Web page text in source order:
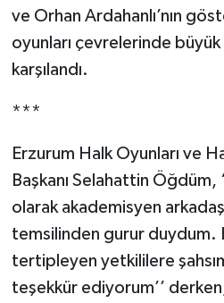
ve Orhan Ardahanlı’nın
oyunları çevrelerinde
karşılandı.
***
Erzurum Halk Oyunları ve
Başkanı Selahattin Öğdüm,
olarak akademisyen
temsilinden gurur duydum.
tertipleyen yetkililere
teşekkür ediyorum’’